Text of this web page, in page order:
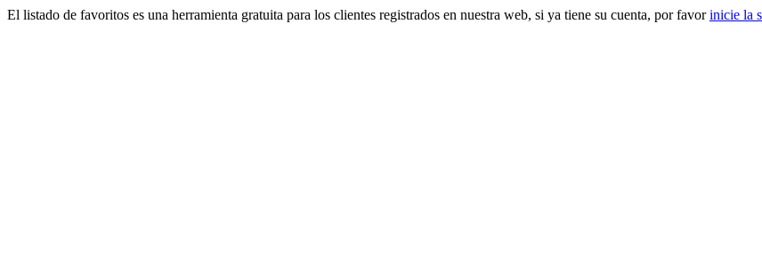
El listado de favoritos es una herramienta gratuita para los clientes registrados en nuestra web, si ya tiene su cuenta, por favorinicie la